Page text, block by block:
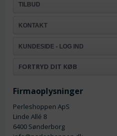
TILBUD
KONTAKT
KUNDESIDE - LOG IND
FORTRYD DIT KØB
Firmaoplysninger
Perleshoppen ApS
Linde Allé 8
6400 Sønderborg